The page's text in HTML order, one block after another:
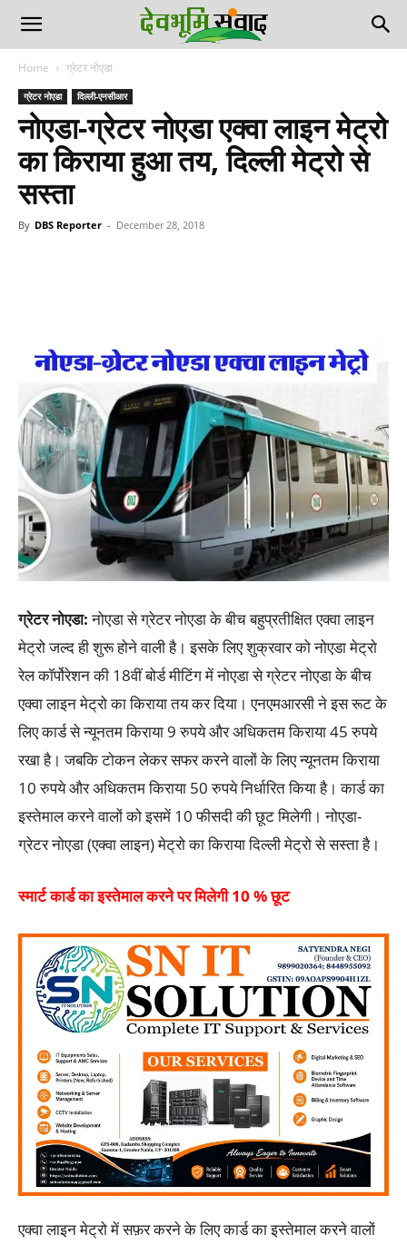
Home ग्रेटर नोएडा
ग्रेटर नोएडा दिल्ली-एनसीआर
नोएडा-ग्रेटर नोएडा एक्वा लाइन मेट्रो
का किराया हुआ तय, दिल्ली मेट्रो से
सस्ता
By DBS Reporter - December 28, 2018
ग्रेटर नोएडा:नोएडा से ग्रेटर नोएडा के बीच बहुप्रतीक्षित एक्वा लाइन
मेट्रो जल्द ही शुरू होने वाली है। इसके लिए शुक्रवार को नोएडा मेट्रो
रेल कॉर्पोरेशन की 18वीं बोर्ड मीटिंग में नोएडा से ग्रेटर नोएडा के बीच
एक्वा लाइन मेट्रो का किराया तय कर दिया। एनएमआरसी ने इस रूट के
लिए कार्ड से न्यूनतम किराया 9 रुपये और अधिकतम किराया 45 रुपये
रखा है। जबकि टोकन लेकर सफर करने वालों के लिए न्यूनतम किराया
10 रुपये और अधिकतम किराया 50 रुपये निर्धारित किया है। कार्ड का
इस्तेमाल करने वालों को इसमें 10 फीसदी की छूट मिलेगी। नोएडा-
ग्रेटर नोएडा (एक्वा लाइन) मेट्रो का किराया दिल्ली मेट्रो से सस्ता है।
स्मार्ट कार्ड का इस्तेमाल करने पर मिलेगी 10 % छूट
एक्वा लाइन मेट्रो में सफ़र करने के लिए कार्ड का इस्तेमाल करने वालों